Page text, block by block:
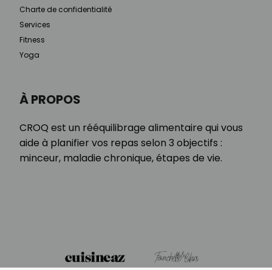
À PROPOS
CROQ est un rééquilibrage alimentaire qui vous
aide à planifier vos repas selon 3 objectifs :
minceur, maladie chronique, étapes de vie.
Charte de confidentialité
Services
Fitness
Yoga